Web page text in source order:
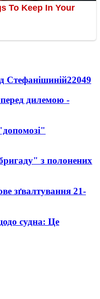
Стефанішиній22049
дилемою -
з полонених
зґвалтування 21-
судна: Це